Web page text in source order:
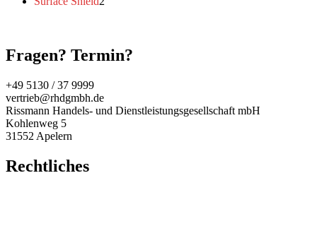
Fragen? Termin?
+49 5130 / 37 9999
vertrieb@rhdgmbh.de
Rissmann Handels- und Dienstleistungsgesellschaft mbH
Kohlenweg 5
31552 Apelern
Rechtliches